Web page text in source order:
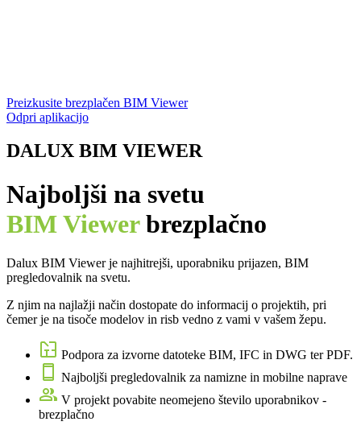
Preizkusite brezplačen BIM Viewer
Odpri aplikacijo
DALUX BIM VIEWER
Najboljši na svetu
BIM Viewerbrezplačno
Dalux BIM Viewer je najhitrejši, uporabniku prijazen, BIM
pregledovalnik na svetu.
Z njim na najlažji način dostopate do informacij o projektih, pri
čemer je na tisoče modelov in risb vedno z vami v vašem žepu.
Podpora za izvorne datoteke BIM, IFC in DWG ter PDF.
Najboljši pregledovalnik za namizne in mobilne naprave
V projekt povabite neomejeno število uporabnikov -
brezplačno